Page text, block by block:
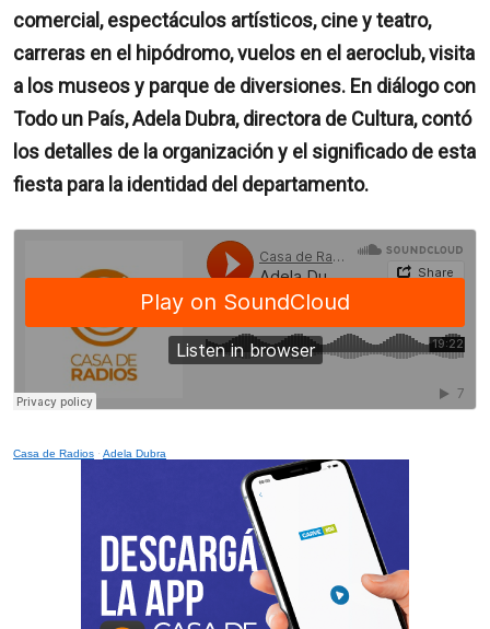
comercial, espectáculos artísticos, cine y teatro,
carreras en el hipódromo, vuelos en el aeroclub, visita
a los museos y parque de diversiones. En diálogo con
Todo un País, Adela Dubra, directora de Cultura, contó
los detalles de la organización y el significado de esta
fiesta para la identidad del departamento.
Casa de Radios · Adela Dubra